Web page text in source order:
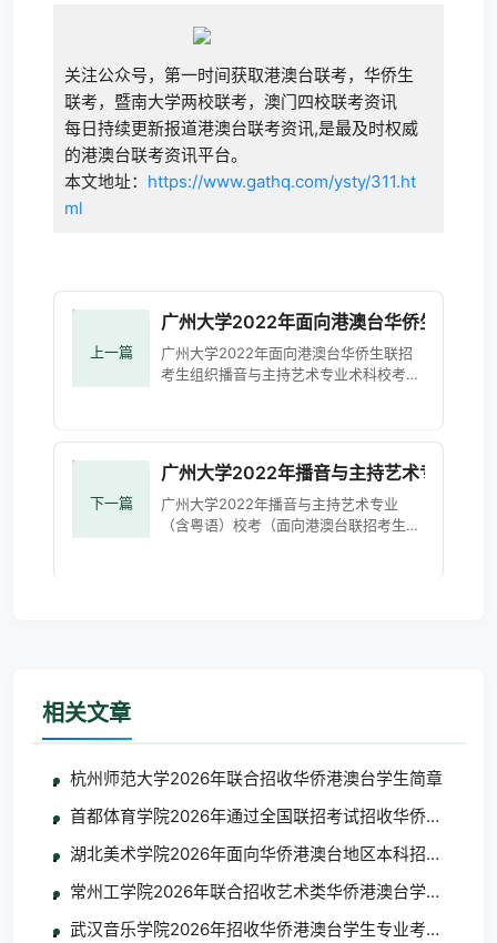
关注公众号，第一时间获取港澳台联考，华侨生
联考，暨南大学两校联考，澳门四校联考资讯
每日持续更新报道港澳台联考资讯,是最及时权威
的港澳台联考资讯平台。
本文地址： https://www.gathq.com/ysty/311.ht
ml
上一篇
广州大学2022年面向港澳台华侨生联招
广州大学2022年面向港澳台华侨生联招
考生组织播音与主持艺术专业术科校考简
下一篇
广州大学2022年播音与主持艺术专业（
广州大学2022年播音与主持艺术专业
（含粤语）校考（面向港澳台联招考生）
相关文章
杭州师范大学2026年联合招收华侨港澳台学生简章
首都体育学院2026年通过全国联招考试招收华侨港澳台学
湖北美术学院2026年面向华侨港澳台地区本科招生考试
常州工学院2026年联合招收艺术类华侨港澳台学生简章
武汉音乐学院2026年招收华侨港澳台学生专业考试考生须